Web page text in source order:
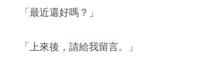
「最近還好嗎？」
「上來後，請給我留言。」